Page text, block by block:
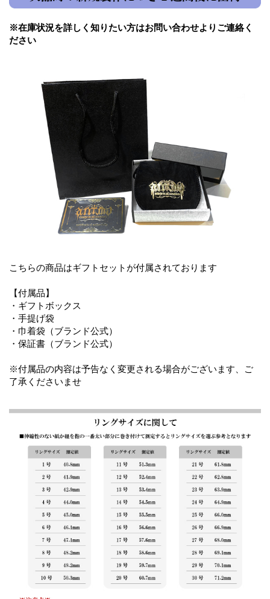
※在庫状況を詳しく知りたい方はお問い合わせよりご連絡く
ださい
こちらの商品はギフトセットが付属されております
【付属品】
・ギフトボックス
・手提げ袋
・巾着袋（ブランド公式）
・保証書（ブランド公式）
※付属品の内容は予告なく変更される場合がございます、ご
了承くださいませ